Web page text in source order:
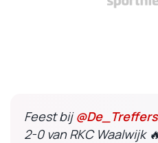
Feest bij@De_Treffers
2-0 van RKC Waalwijk